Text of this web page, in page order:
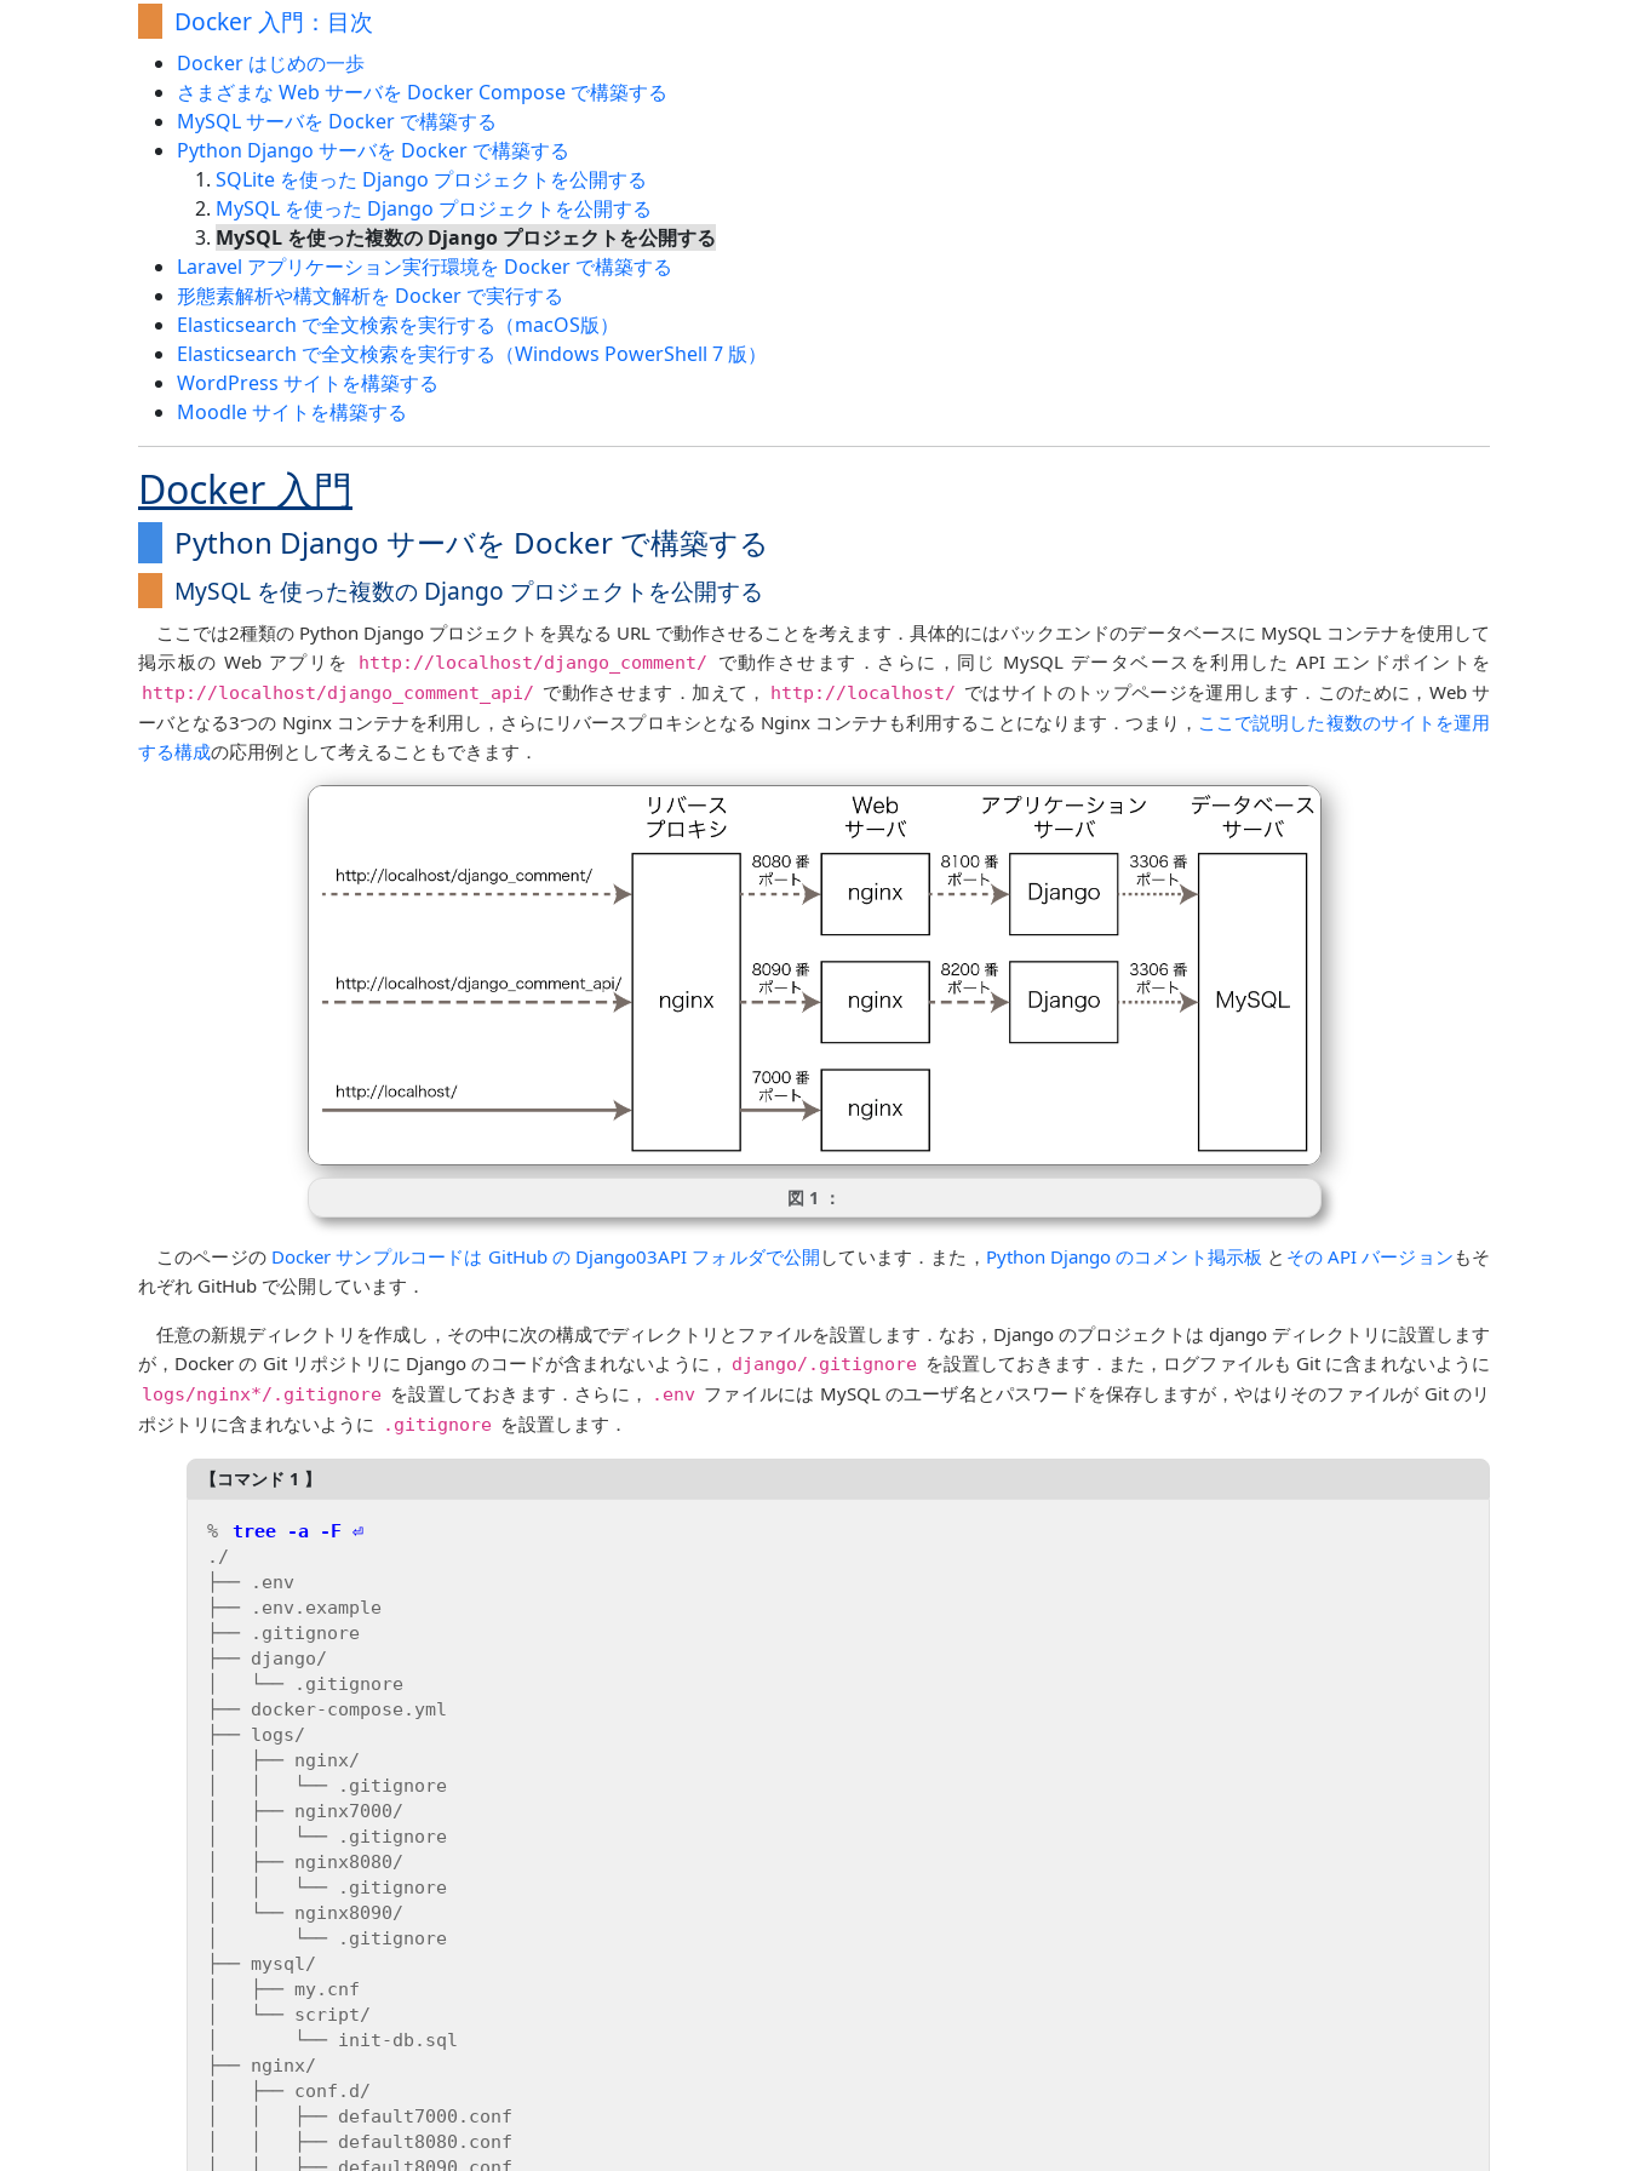
Docker 入門：目次
Docker はじめの一歩
さまざまな Web サーバを Docker Compose で構築する
MySQL サーバを Docker で構築する
Python Django サーバを Docker で構築する
SQLite を使った Django プロジェクトを公開する
MySQL を使った Django プロジェクトを公開する
MySQL を使った複数の Django プロジェクトを公開する
Laravel アプリケーション実行環境を Docker で構築する
形態素解析や構文解析を Docker で実行する
Elasticsearch で全文検索を実行する（macOS版）
Elasticsearch で全文検索を実行する（Windows PowerShell 7 版）
WordPress サイトを構築する
Moodle サイトを構築する
Docker 入門
Python Django サーバを Docker で構築する
MySQL を使った複数の Django プロジェクトを公開する
ここでは2種類の Python Django プロジェクトを異なる URL で動作させることを考えます．具体的にはバックエンドのデータベースに MySQL コンテナを使用して
掲示板の Web アプリを
http://localhost/django_comment/ で動作させます．さらに，同じ MySQL データベースを利用した API エンドポイントを
http://localhost/django_comment_api/ で動作させます．加えて， http://localhost/ ではサイトのトップページを運用します．このために，Web サ
ーバとなる3つの Nginx コンテナを利用し，さらにリバースプロキシとなる Nginx コンテナも利用することになります．つまり， ここで説明した複数のサイトを運用
する構成の応用例として考えることもできます．
このページの Docker サンプルコードは GitHub の Django03API フォルダで公開 しています．また， Python Django のコメント掲示板 と その API バージョン もそ
れぞれ GitHub で公開しています．
任意の新規ディレクトリを作成し，その中に次の構成でディレクトリとファイルを設置します．なお，Django のプロジェクトは django ディレクトリに設置します
が，Docker の Git リポジトリに Django のコードが含まれないように， django/.gitignore を設置しておきます．また，ログファイルも Git に含まれないように
logs/nginx*/.gitignore を設置しておきます．さらに， .env ファイルには MySQL のユーザ名とパスワードを保存しますが，やはりそのファイルが Git のリ
ポジトリに含まれないように
.gitignore を設置します．
%
tree -a -F ⏎
./
├── .env
├── .env.example
├── .gitignore
├── django/
│   └── .gitignore
├── docker-compose.yml
├── logs/
│   ├── nginx/
│   │   └── .gitignore
│   ├── nginx7000/
│   │   └── .gitignore
│   ├── nginx8080/
│   │   └── .gitignore
│   └── nginx8090/
│       └── .gitignore
├── mysql/
│   ├── my.cnf
│   └── script/
│       └── init-db.sql
├── nginx/
│   ├── conf.d/
│   │   ├── default7000.conf
│   │   ├── default8080.conf